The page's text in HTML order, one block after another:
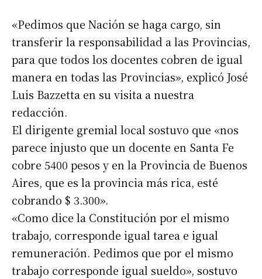
«Pedimos que Nación se haga cargo, sin
transferir la responsabilidad a las Provincias,
para que todos los docentes cobren de igual
manera en todas las Provincias», explicó José
Luis Bazzetta en su visita a nuestra
redacción.
El dirigente gremial local sostuvo que «nos
parece injusto que un docente en Santa Fe
cobre 5400 pesos y en la Provincia de Buenos
Aires, que es la provincia más rica, esté
cobrando $ 3.300».
«Como dice la Constitución por el mismo
trabajo, corresponde igual tarea e igual
remuneración. Pedimos que por el mismo
trabajo corresponde igual sueldo», sostuvo